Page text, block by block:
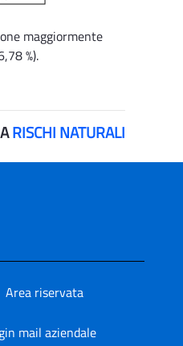
maggiormente
%).
RISCHI NATURALI
Area riservata
mail aziendale